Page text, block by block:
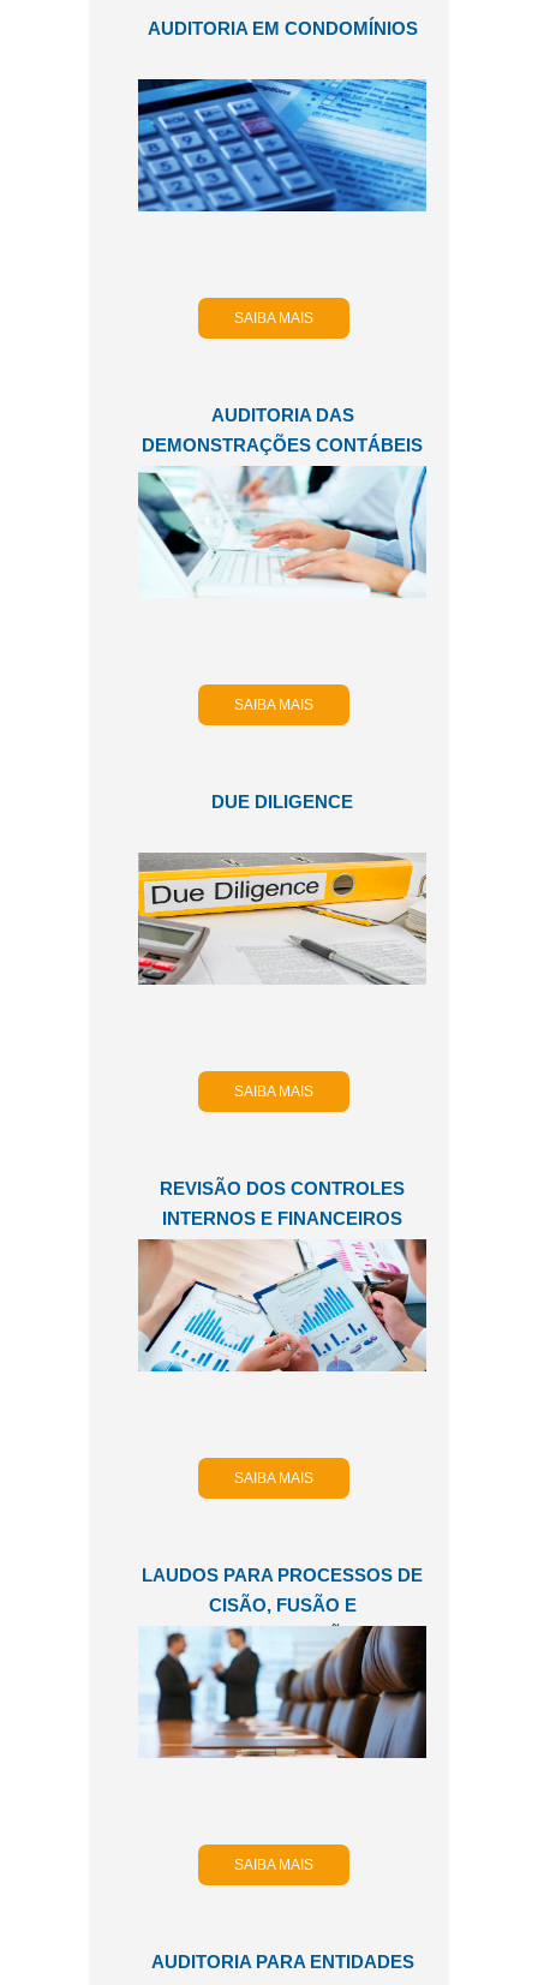
AUDITORIA EM CONDOMÍNIOS
SAIBA MAIS
AUDITORIA DAS
DEMONSTRAÇÕES CONTÁBEIS
SAIBA MAIS
DUE DILIGENCE
SAIBA MAIS
REVISÃO DOS CONTROLES
INTERNOS E FINANCEIROS
SAIBA MAIS
LAUDOS PARA PROCESSOS DE
CISÃO, FUSÃO E
INCORPORAÇÃO.
SAIBA MAIS
AUDITORIA PARA ENTIDADES